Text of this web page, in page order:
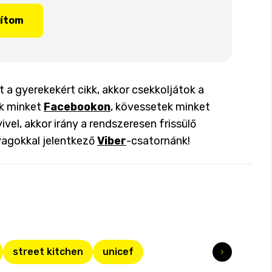
gyerekekért cikk, akkor csekkoljátok a
minket Facebookon, kövessetek minket
akkor irány a rendszeresen frissülő
jelentkezőViber-csatornánk!
street kitchen unicef